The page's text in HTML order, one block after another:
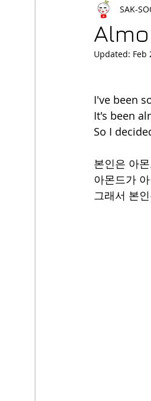
SAK-
Updated: Feb
I've been
It's been
So I
본인은 아
아몬드가
그래서 본